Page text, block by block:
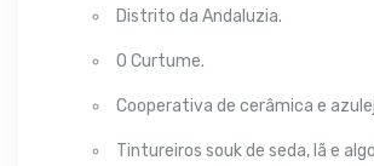
Distrito da Andaluzia.
O Curtume.
Cooperativa de cerâmica e
Tintureiros souk de seda, lã e